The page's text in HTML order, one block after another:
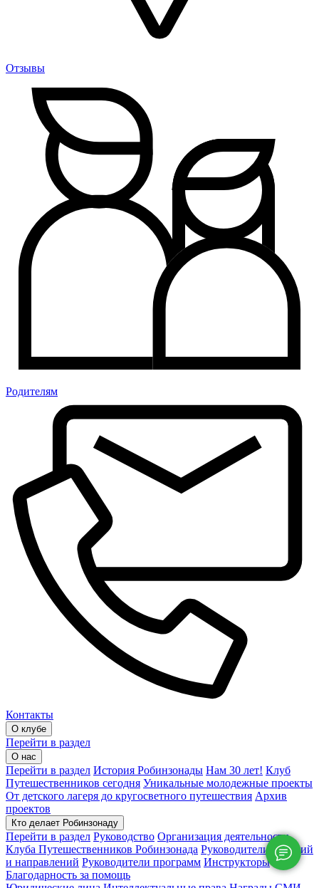
Отзывы
Родителям
Контакты
О клубе
Перейти в раздел
О нас
Перейти в раздел История Робинзонады Нам 30 лет! Клуб
Путешественников сегодня Уникальные молодежные проекты
От детского лагеря до кругосветного путешествия Архив
проектов
Кто делает Робинзонаду
Перейти в раздел Руководство Организация деятельности
Клуба Путешественников Робинзонада Руководители локаций
и направлений Руководители программ Инструкторы
Благодарность за помощь